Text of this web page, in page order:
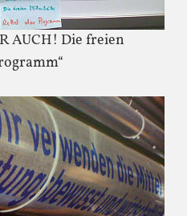
AUCH! Die freien